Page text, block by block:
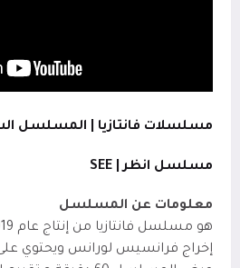
مسلسلات فانتازيا | المسلسل
مسلسل انظر | SEE
معلومات عن المسلسل
إخراج فرانسيس لورانس ويحتوي